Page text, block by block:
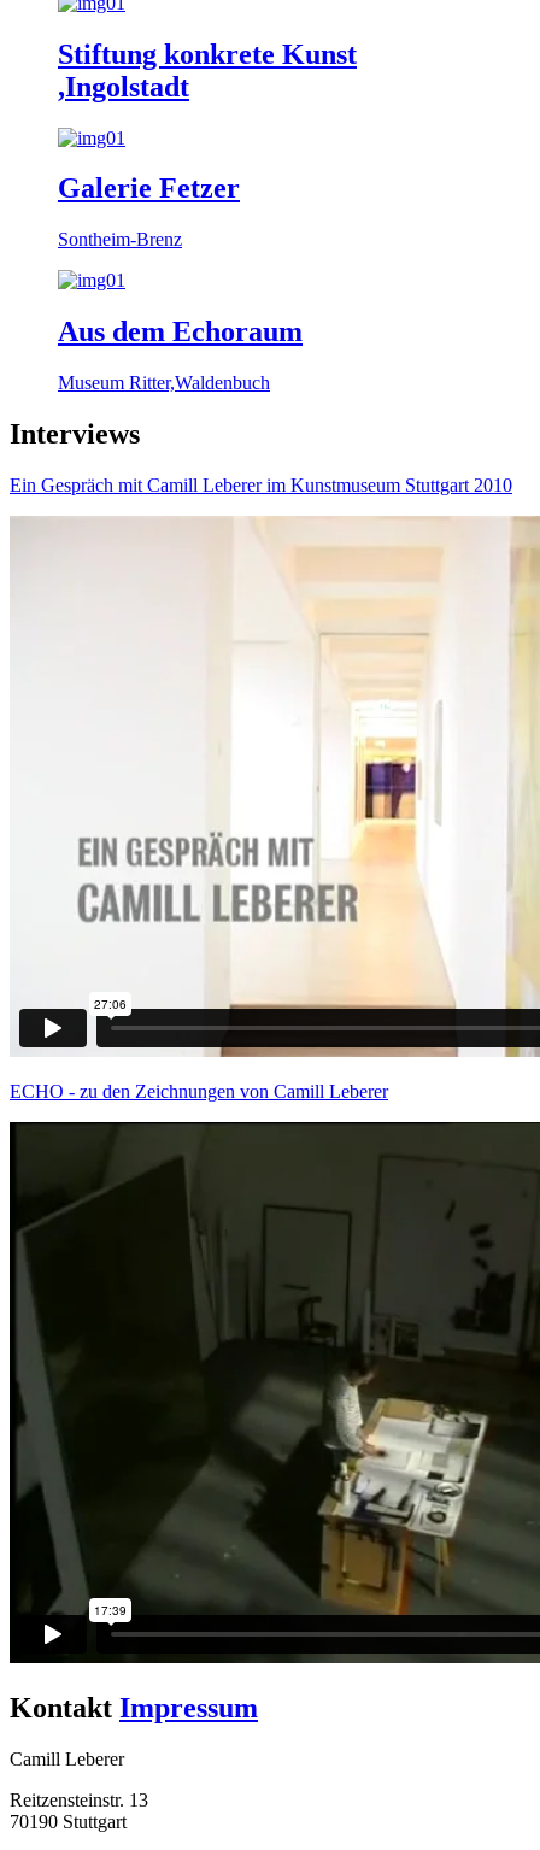
Stiftung konkrete Kunst
,Ingolstadt
Galerie Fetzer
Sontheim-Brenz
Aus dem Echoraum
Museum Ritter,Waldenbuch
Interviews
Ein Gespräch mit Camill Leberer im Kunstmuseum Stuttgart 2010
ECHO - zu den Zeichnungen von Camill Leberer
Kontakt Impressum
Camill Leberer
Reitzensteinstr. 13
70190 Stuttgart